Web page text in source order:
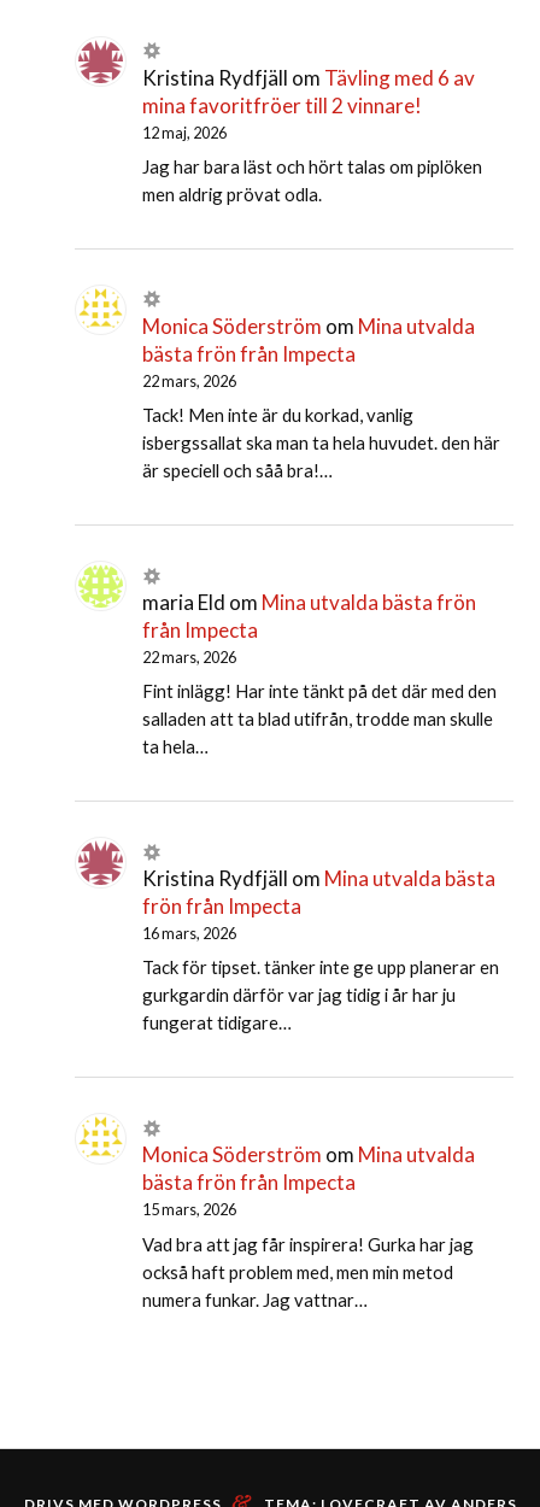
Kristina Rydfjäll om Tävling med 6 av
mina favoritfröer till 2 vinnare!
12 maj, 2026
Jag har bara läst och hört talas om piplöken
men aldrig prövat odla.
Monica Söderström om Mina utvalda
bästa frön från Impecta
22 mars, 2026
Tack! Men inte är du korkad, vanlig
isbergssallat ska man ta hela huvudet. den här
är speciell och såå bra!…
maria Eld om Mina utvalda bästa frön
från Impecta
22 mars, 2026
Fint inlägg! Har inte tänkt på det där med den
salladen att ta blad utifrån, trodde man skulle
ta hela…
Kristina Rydfjäll om Mina utvalda bästa
frön från Impecta
16 mars, 2026
Tack för tipset. tänker inte ge upp planerar en
gurkgardin därför var jag tidig i år har ju
fungerat tidigare…
Monica Söderström om Mina utvalda
bästa frön från Impecta
15 mars, 2026
Vad bra att jag får inspirera! Gurka har jag
också haft problem med, men min metod
numera funkar. Jag vattnar…